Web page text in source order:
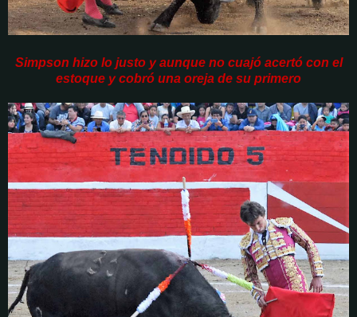
Simpson hizo lo justo y aunque no cuajó acertó con el
estoque y cobró una oreja de su primero